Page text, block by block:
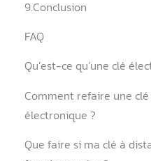
sa clé
6.1.
d’énergie
6.2. Protection
composants